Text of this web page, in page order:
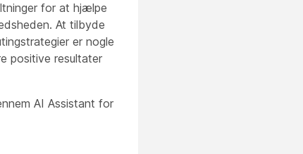
for at hjælpe
At tilbyde
er nogle
positive resultater
AI Assistant for